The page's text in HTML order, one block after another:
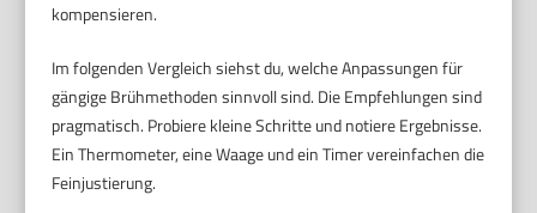
kompensieren.
Im folgenden Vergleich siehst du, welche Anpassungen für
gängige Brühmethoden sinnvoll sind. Die Empfehlungen sind
pragmatisch. Probiere kleine Schritte und notiere Ergebnisse.
Ein Thermometer, eine Waage und ein Timer vereinfachen die
Feinjustierung.